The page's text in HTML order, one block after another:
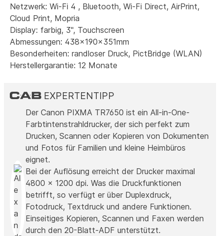
Netzwerk: Wi-Fi 4 , Bluetooth, Wi-Fi Direct, AirPrint,
Cloud Print, Mopria
Display: farbig, 3", Touchscreen
Abmessungen: 438x190x351mm
Besonderheiten: randloser Druck, PictBridge (WLAN)
Herstellergarantie: 12 Monate
EXPERTENTIPP
Der Canon PIXMA TR7650 ist ein All-in-One-
Farbtintenstrahldrucker, der sich perfekt zum
Drucken, Scannen oder Kopieren von Dokumenten
und Fotos für Familien und kleine Heimbüros
eignet.
Bei der Auflösung erreicht der Drucker maximal
4800 x 1200 dpi. Was die Druckfunktionen
betrifft, so verfügt er über Duplexdruck,
Fotodruck, Textdruck und andere Funktionen.
Einseitiges Kopieren, Scannen und Faxen werden
durch den 20-Blatt-ADF unterstützt.